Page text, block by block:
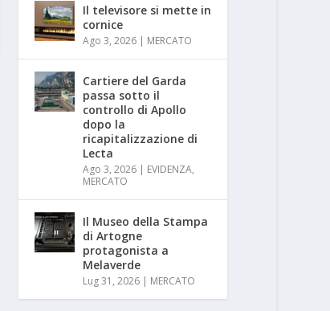
Il televisore si mette in
cornice
Ago 3, 2026 | MERCATO
Cartiere del Garda
passa sotto il
controllo di Apollo
dopo la
ricapitalizzazione di
Lecta
Ago 3, 2026 | EVIDENZA,
MERCATO
Il Museo della Stampa
di Artogne
protagonista a
Melaverde
Lug 31, 2026 | MERCATO